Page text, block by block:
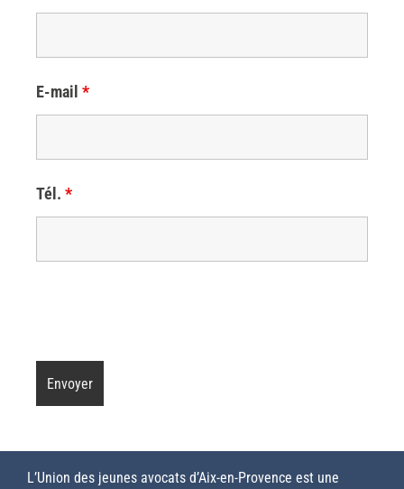
E-mail *
Tél. *
L’Union des jeunes avocats d’Aix-en-Provence est une